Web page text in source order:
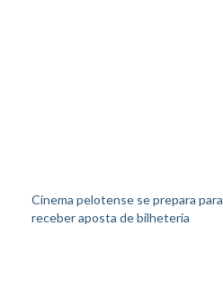
Cinema pelotense se prepara para
receber aposta de bilheteria